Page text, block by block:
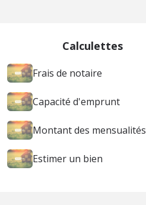
Calculettes
Frais de notaire
Capacité d'emprunt
Montant des mensualités
Estimer un bien